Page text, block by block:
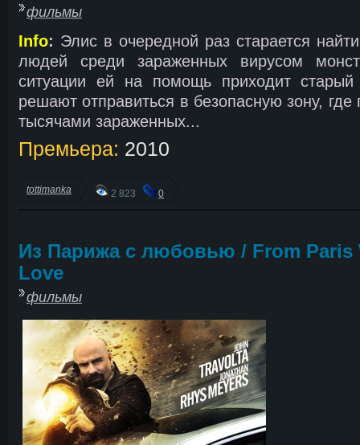
фильмы
Info: Элис в очередной раз старается
людей среди зараженных вирусом
ситуации ей на помощь приходит
решают отправиться в безопасную зону,
тысячами зараженных...
Премьера: 2010
tottimanka 2 823 0
Из Парижа с любовью / From Paris
Love
фильмы